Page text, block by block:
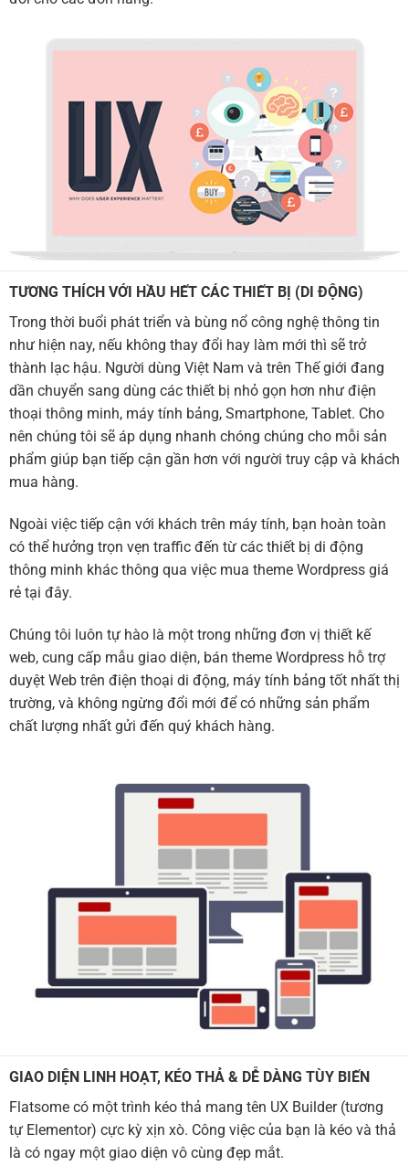
TƯƠNG THÍCH VỚI HẦU HẾT CÁC THIẾT BỊ (DI ĐỘNG)
Trong thời buổi phát triển và bùng nổ công nghệ thông tin
như hiện nay, nếu không thay đổi hay làm mới thì sẽ trở
thành lạc hậu. Người dùng Việt Nam và trên Thế giới đang
dần chuyển sang dùng các thiết bị nhỏ gọn hơn như điện
thoại thông minh, máy tính bảng, Smartphone, Tablet. Cho
nên chúng tôi sẽ áp dụng nhanh chóng chúng cho mỗi sản
phẩm giúp bạn tiếp cận gần hơn với người truy cập và khách
mua hàng.
Ngoài việc tiếp cận với khách trên máy tính, bạn hoàn toàn
có thể hưởng trọn vẹn traffic đến từ các thiết bị di động
thông minh khác thông qua việc mua theme Wordpress giá
rẻ tại đây.
Chúng tôi luôn tự hào là một trong những đơn vị thiết kế
web, cung cấp mẫu giao diện, bán theme Wordpress hỗ trợ
duyệt Web trên điện thoại di động, máy tính bảng tốt nhất thị
trường, và không ngừng đổi mới để có những sản phẩm
chất lượng nhất gửi đến quý khách hàng.
GIAO DIỆN LINH HOẠT, KÉO THẢ & DỄ DÀNG TÙY BIẾN
Flatsome có một trình kéo thả mang tên UX Builder (tương
tự Elementor) cực kỳ xịn xò. Công việc của bạn là kéo và thả
là có ngay một giao diện vô cùng đẹp mắt.